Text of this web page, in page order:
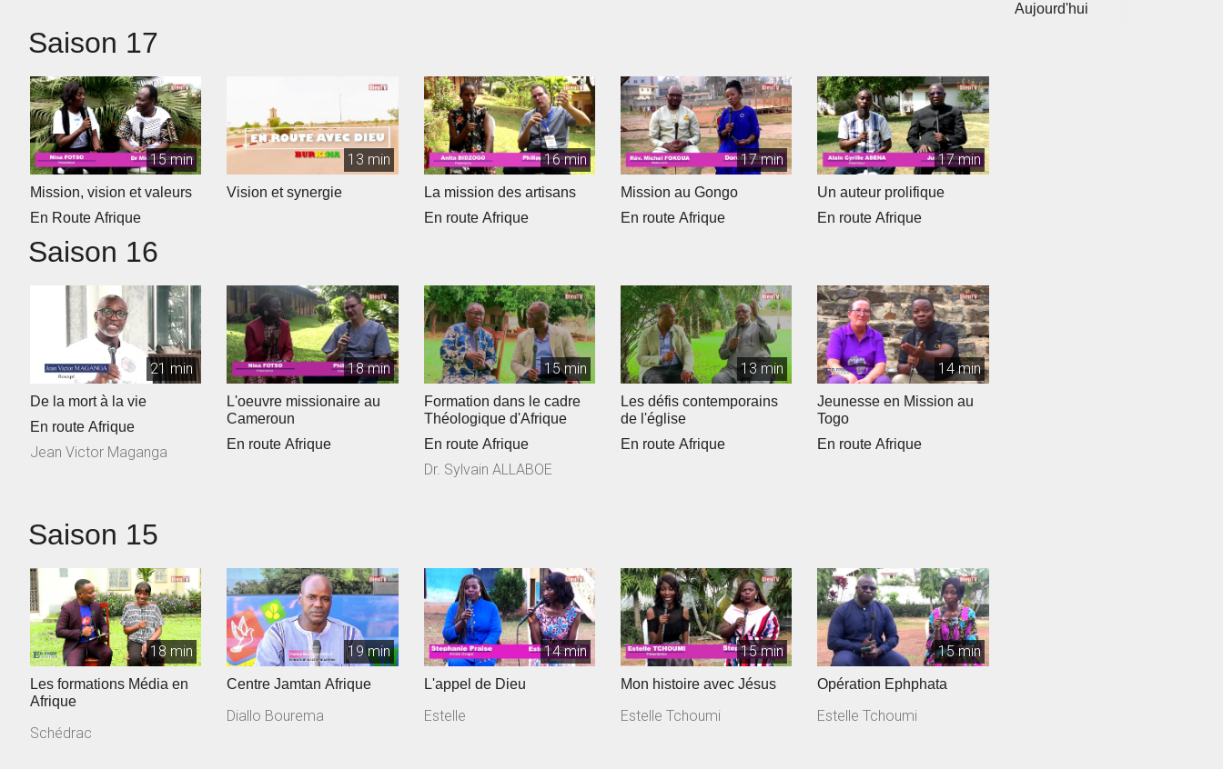
Aujourd'hui
Saison 17
15 min
Mission, vision et valeurs
En Route Afrique
13 min
Vision et synergie
16 min
La mission des artisans
En route Afrique
17 min
Mission au Gongo
En route Afrique
17 min
Un auteur prolifique
En route Afrique
Saison 16
21 min
De la mort à la vie
En route Afrique
Jean Victor Maganga
18 min
L'oeuvre missionaire au
Cameroun
En route Afrique
15 min
Formation dans le cadre
Théologique d'Afrique
En route Afrique
Dr. Sylvain ALLABOE
13 min
Les défis contemporains
de l'église
En route Afrique
14 min
Jeunesse en Mission au
Togo
En route Afrique
Saison 15
18 min
Les formations Média en
Afrique
Schédrac
19 min
Centre Jamtan Afrique
Diallo Bourema
14 min
L'appel de Dieu
Estelle
15 min
Mon histoire avec Jésus
Estelle Tchoumi
15 min
Opération Ephphata
Estelle Tchoumi